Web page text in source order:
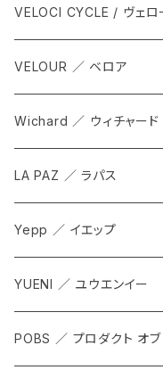
ALL
Tops
Bottoms
Accesorries
VELOCI CYCLE / ヴェロ
VELOUR ／ ベロア
Wichard ／ ウィチャード
LA PAZ ／ ラパス
Yepp ／ イエップ
YUENI ／ ユウエンイー
POBS ／ プロダクト オ